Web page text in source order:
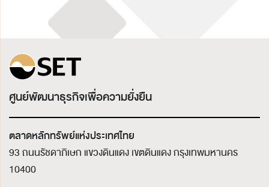
ศูนย์พัฒนาธุรกิจเพื่อความยั่งยืน
ตลาดหลักทรัพย์แห่งประเทศไทย
93 ถนนรัชดาภิเษก แขวงดินแดง เขตดินแดงกรุงเทพมหานคร
10400